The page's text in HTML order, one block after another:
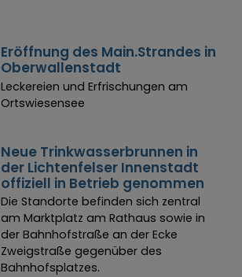
Eröffnung des Main.Strandes in
Oberwallenstadt
Leckereien und Erfrischungen am
Ortswiesensee
Neue Trinkwasserbrunnen in
der Lichtenfelser Innenstadt
offiziell in Betrieb genommen
Die Standorte befinden sich zentral
am Marktplatz am Rathaus sowie in
der Bahnhofstraße an der Ecke
Zweigstraße gegenüber des
Bahnhofsplatzes.